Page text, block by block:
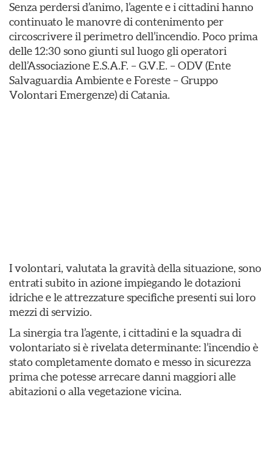
​Senza perdersi d’animo, l’agente e i cittadini hanno
continuato le manovre di contenimento per
circoscrivere il perimetro dell’incendio. Poco prima
delle 12:30 sono giunti sul luogo gli operatori
dell’Associazione E.S.A.F. – G.V.E. – ODV (Ente
Salvaguardia Ambiente e Foreste – Gruppo
Volontari Emergenze) di Catania.
I volontari, valutata la gravità della situazione, sono
entrati subito in azione impiegando le dotazioni
idriche e le attrezzature specifiche presenti sui loro
mezzi di servizio.
​La sinergia tra l’agente, i cittadini e la squadra di
volontariato si è rivelata determinante: l’incendio è
stato completamente domato e messo in sicurezza
prima che potesse arrecare danni maggiori alle
abitazioni o alla vegetazione vicina.